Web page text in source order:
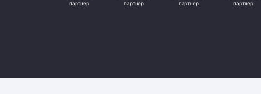
партнер
партнер
партнер
партнер